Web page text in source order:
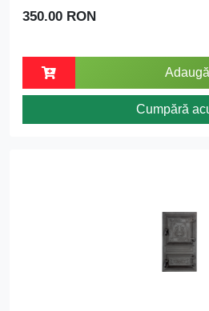
350.00 RON
Cumpără